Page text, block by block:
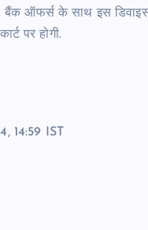
बैंक ऑफर्स के साथ इस
पर होगी.
14:59 IST